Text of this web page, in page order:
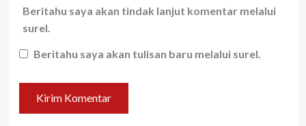
Beritahu saya akan tindak lanjut komentar melalui
surel.
Beritahu saya akan tulisan baru melalui surel.